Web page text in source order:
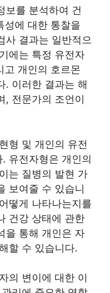
보를 분석하여 건
성에 대한 통찰을
사 결과는 일반적으
에는 특정 유전자
고 개인의 호르몬
. 이러한 결과는 해
, 전문가의 조언이
형 및 개인의 유전
유전자형은 개인의
는 질병의 발현 가
보여줄 수 있습니
떻게 나타나는지를
건강 상태에 관한
을 통해 개인은 자
할 수 있습니다.
의 변이에 대한 이